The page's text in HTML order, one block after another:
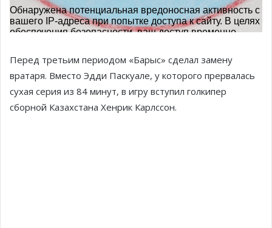
Перед третьим периодом «Барыс» сделал замену
вратаря. Вместо Эдди Паскуале, у которого прервалась
сухая серия из 84 минут, в игру вступил голкипер
сборной Казахстана Хенрик Карлссон.